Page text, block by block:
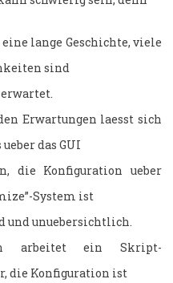
lange Geschichte, viele
sind
Erwartungen laesst sich
das GUI
die Konfiguration ueber
System ist
und unuebersichtlich.
arbeitet ein Skript-
die Konfiguration ist